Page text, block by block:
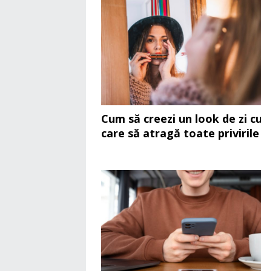
Cum să creezi un look de zi
care să atragă toate privirile